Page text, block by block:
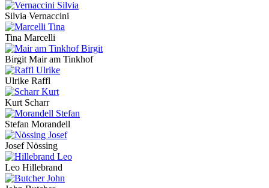
Silvia Vernaccini
Tina Marcelli
Birgit Mair am Tinkhof
Ulrike Raffl
Kurt Scharr
Stefan Morandell
Josef Nössing
Leo Hillebrand